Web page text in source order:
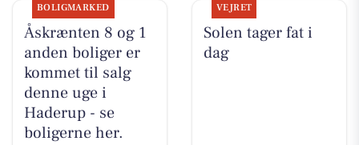
BOLIGMARKED
Åskrænten 8 og 1
anden boliger er
kommet til salg
denne uge i
Haderup - se
boligerne her.
VEJRET
Solen tager fat i
dag